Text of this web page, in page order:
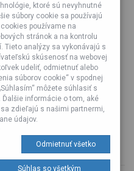
ktoré sú nevyhnutné
súbory cookie sa používajú
používame na
stránok a na kontrolu
Tieto analýzy sa vykonávajú s
skúsenosť na webovej
udeliť, odmietnuť alebo
súborov cookie“ v spodnej
môžete súhlasiť s
informácie o tom, aké
zdieľajú s našimi partnermi,
údajov.
Odmietnuť všetko
Súhlas so všetkým